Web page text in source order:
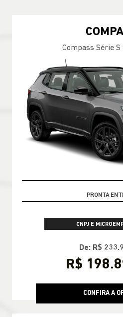
Compass Série
CNPJ E
De: R$
R$
CONFIRA A